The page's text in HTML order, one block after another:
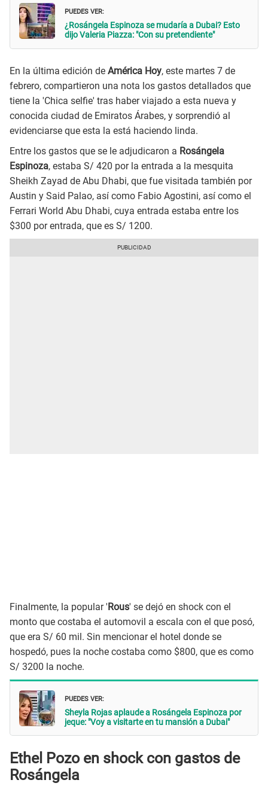
PUEDES VER:
¿Rosángela Espinoza se mudaría a Dubai? Esto
dijo Valeria Piazza: "Con su pretendiente"
En la última edición de América Hoy, este martes 7 de
febrero, compartieron una nota los gastos detallados que
tiene la 'Chica selfie' tras haber viajado a esta nueva y
conocida ciudad de Emiratos Árabes, y sorprendió al
evidenciarse que esta la está haciendo linda.
Entre los gastos que se le adjudicaron a Rosángela
Espinoza, estaba S/ 420 por la entrada a la mesquita
Sheikh Zayad de Abu Dhabi, que fue visitada también por
Austin y Said Palao, así como Fabio Agostini, así como el
Ferrari World Abu Dhabi, cuya entrada estaba entre los
$300 por entrada, que es S/ 1200.
Finalmente, la popular 'Rous' se dejó en shock con el
monto que costaba el automovil a escala con el que posó,
que era S/ 60 mil. Sin mencionar el hotel donde se
hospedó, pues la noche costaba como $800, que es como
S/ 3200 la noche.
PUEDES VER:
Sheyla Rojas aplaude a Rosángela Espinoza por
jeque: "Voy a visitarte en tu mansión a Dubai"
Ethel Pozo en shock con gastos de
Rosángela